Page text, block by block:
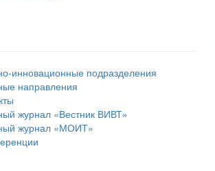
инновационные подразделения
направления
журнал «Вестник ВИВТ»
журнал «МОИТ»